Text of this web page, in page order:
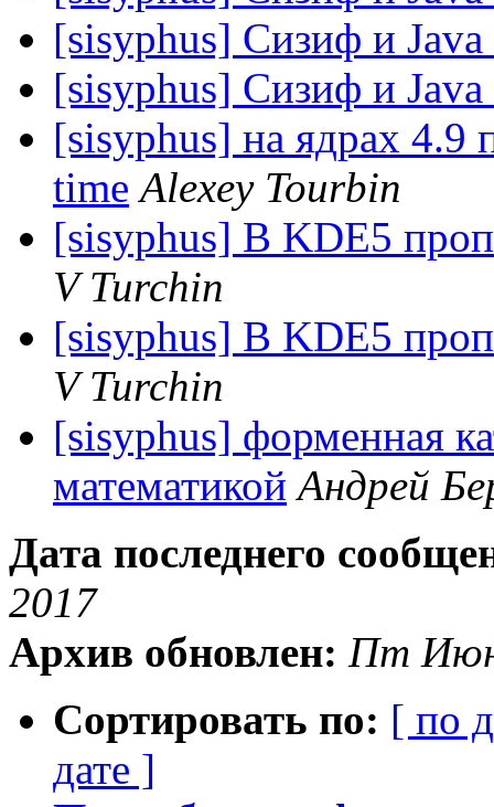
[sisyphus] Сизиф и Java
[sisyphus] Сизиф и Java
[sisyphus] на ядрах 4.9
time Alexey Tourbin
[sisyphus] В KDE5
V Turchin
[sisyphus] В KDE5
V Turchin
[sisyphus] форменная
математикой Андрей
Дата последнего
2017
Архив обновлен: Пт Июн
Сортировать по: [ по
дате ]